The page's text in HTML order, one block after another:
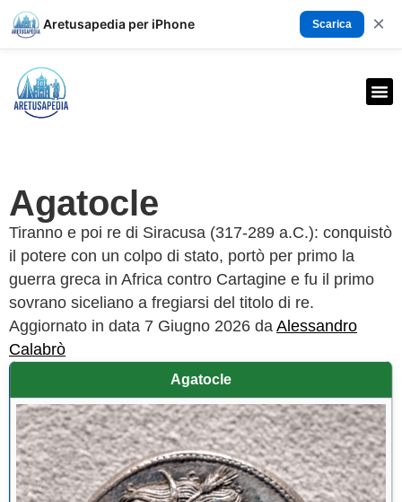
Aretusapedia per iPhone Scarica ×
Agatocle
Tiranno e poi re di Siracusa (317-289 a.C.): conquistò
il potere con un colpo di stato, portò per primo la
guerra greca in Africa contro Cartagine e fu il primo
sovrano siceliano a fregiarsi del titolo di re.
Aggiornato in data 7 Giugno 2026 da Alessandro
Calabrò
Agatocle